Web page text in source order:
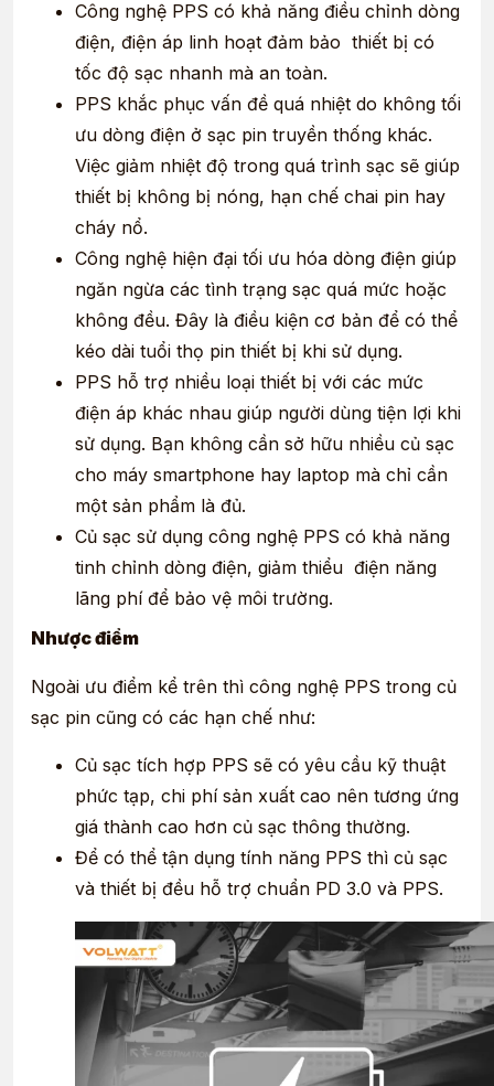
Công nghệ PPS có khả năng điều chỉnh dòng
điện, điện áp linh hoạt đảm bảo thiết bị có
tốc độ sạc nhanh mà an toàn.
PPS khắc phục vấn đề quá nhiệt do không tối
ưu dòng điện ở sạc pin truyền thống khác.
Việc giảm nhiệt độ trong quá trình sạc sẽ giúp
thiết bị không bị nóng, hạn chế chai pin hay
cháy nổ.
Công nghệ hiện đại tối ưu hóa dòng điện giúp
ngăn ngừa các tình trạng sạc quá mức hoặc
không đều. Đây là điều kiện cơ bản để có thể
kéo dài tuổi thọ pin thiết bị khi sử dụng.
PPS hỗ trợ nhiều loại thiết bị với các mức
điện áp khác nhau giúp người dùng tiện lợi khi
sử dụng. Bạn không cần sở hữu nhiều củ sạc
cho máy smartphone hay laptop mà chỉ cần
một sản phẩm là đủ.
Củ sạc sử dụng công nghệ PPS có khả năng
tinh chỉnh dòng điện, giảm thiểu điện năng
lãng phí để bảo vệ môi trường.
Nhược điểm
Ngoài ưu điểm kể trên thì công nghệ PPS trong củ
sạc pin cũng có các hạn chế như:
Củ sạc tích hợp PPS sẽ có yêu cầu kỹ thuật
phức tạp, chi phí sản xuất cao nên tương ứng
giá thành cao hơn củ sạc thông thường.
Để có thể tận dụng tính năng PPS thì củ sạc
và thiết bị đều hỗ trợ chuẩn PD 3.0 và PPS.